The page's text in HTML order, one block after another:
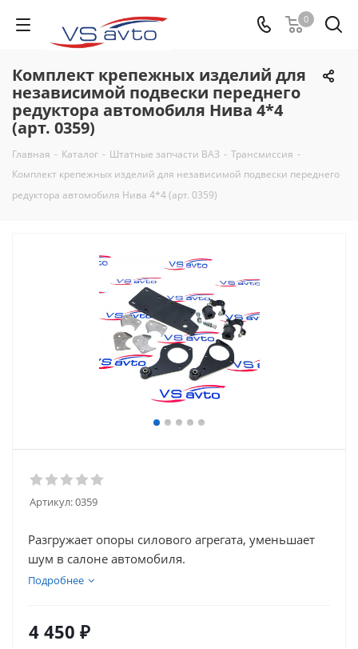
0
Комплект крепежных изделий для
независимой подвески переднего
редуктора автомобиля Нива 4*4
(арт. 0359)
Главная - Каталог - Штатные запчасти ВАЗ - Трансмиссия -
Комплект крепежных изделий для независимой подвески переднего
редуктора автомобиля Нива 4*4 (арт. 0359)
Артикул:0359
Разгружает опоры силового агрегата, уменьшает
шум в салоне автомобиля.
Подробнее
4 450 ₽